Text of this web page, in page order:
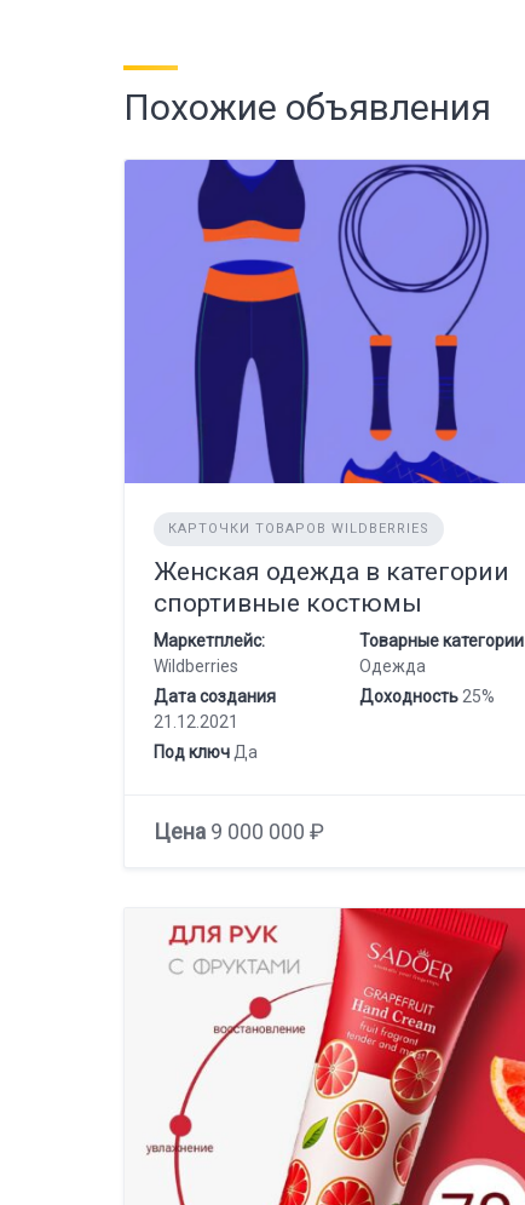
Похожие объявления
КАРТОЧКИ ТОВАРОВ WILDBERRIES
Женская одежда в категории
спортивные костюмы
Маркетплейс:
Wildberries
Товарные категории
Одежда
Дата создания
21.12.2021
Доходность25%
Под ключДа
Цена 9 000 000 ₽